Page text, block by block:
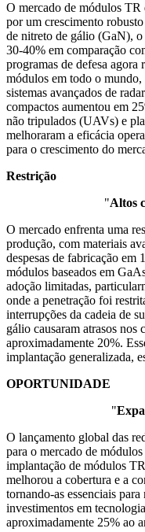
O mercado de módulos TR
por um crescimento
de nitreto de gálio (GaN),
30-40% em comparação
programas de defesa agora
módulos em todo o mundo,
sistemas avançados de
compactos aumentou em
não tripulados (UAVs) e
melhoraram a eficácia
para o crescimento do
Restrição
"Altos
O mercado enfrenta uma
produção, com materiais
despesas de fabricação em
módulos baseados em
adoção limitadas,
onde a penetração foi
interrupções da cadeia de
gálio causaram atrasos nos
aproximadamente 20%.
implantação generalizada,
OPORTUNIDADE
"
O lançamento global das
para o mercado de
implantação de módulos
melhorou a cobertura e a
tornando-as essenciais
investimentos em
aproximadamente 25% ao